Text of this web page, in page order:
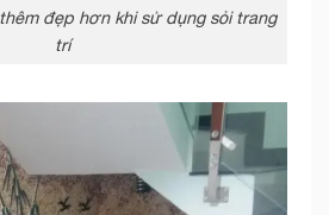
đẹp hơn khi sử dụng sỏi trang
trí